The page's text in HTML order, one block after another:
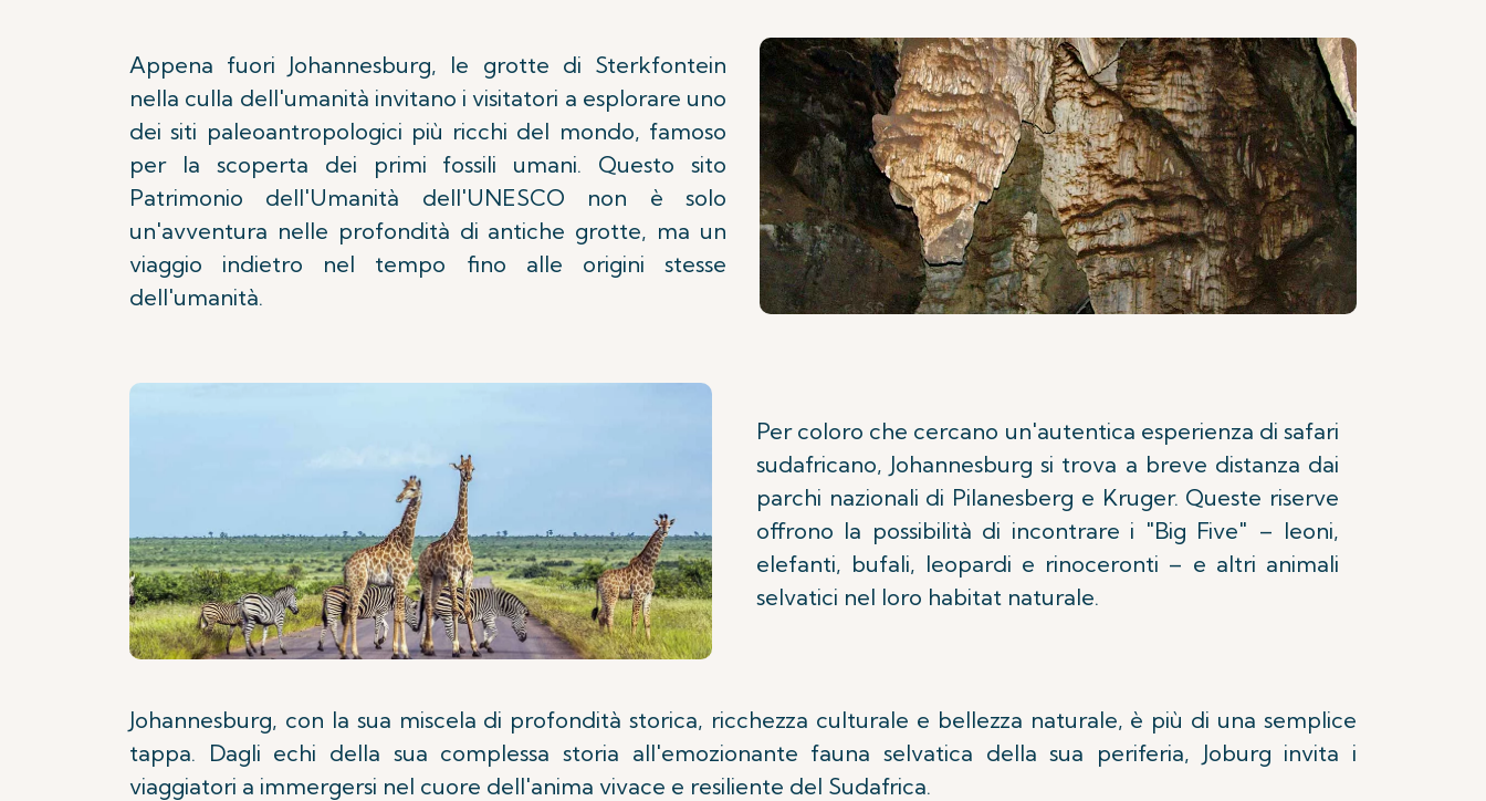
Appena fuori Johannesburg, le grotte di Sterkfontein
nella culla dell'umanità invitano i visitatori a esplorare uno
dei siti paleoantropologici più ricchi del mondo, famoso
per la scoperta dei primi fossili umani. Questo sito
Patrimonio dell'Umanità dell'UNESCO non è solo
un'avventura nelle profondità di antiche grotte, ma un
viaggio indietro nel tempo fino alle origini stesse
dell'umanità.
Per coloro che cercano un'autentica esperienza di safari
sudafricano, Johannesburg si trova a breve distanza dai
parchi nazionali di Pilanesberg e Kruger. Queste riserve
offrono la possibilità di incontrare i "Big Five" – leoni,
elefanti, bufali, leopardi e rinoceronti – e altri animali
selvatici nel loro habitat naturale.
Johannesburg, con la sua miscela di profondità storica, ricchezza culturale e bellezza naturale, è più di una semplice
tappa. Dagli echi della sua complessa storia all'emozionante fauna selvatica della sua periferia, Joburg invita i
viaggiatori a immergersi nel cuore dell'anima vivace e resiliente del Sudafrica.